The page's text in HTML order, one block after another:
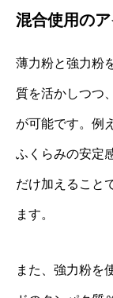
混合使用の
薄力粉と強力粉
質を活かしつつ
が可能です。例
ふくらみの安定
だけ加えること
ます。
また、強力粉を